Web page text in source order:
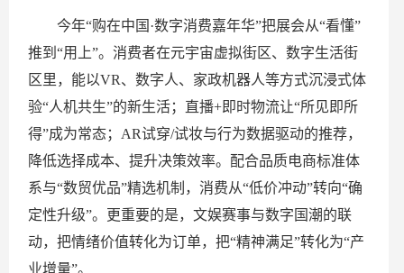
今年“购在中国·数字消费嘉年华”把展会从“看懂”
推到“用上”。消费者在元宇宙虚拟街区、数字生活街
区里，能以VR、数字人、家政机器人等方式沉浸式体
验“人机共生”的新生活；直播+即时物流让“所见即所
得”成为常态；AR试穿/试妆与行为数据驱动的推荐，
降低选择成本、提升决策效率。配合品质电商标准体
系与“数贸优品”精选机制，消费从“低价冲动”转向“确
定性升级”。更重要的是，文娱赛事与数字国潮的联
动，把情绪价值转化为订单，把“精神满足”转化为“产
业增量”。